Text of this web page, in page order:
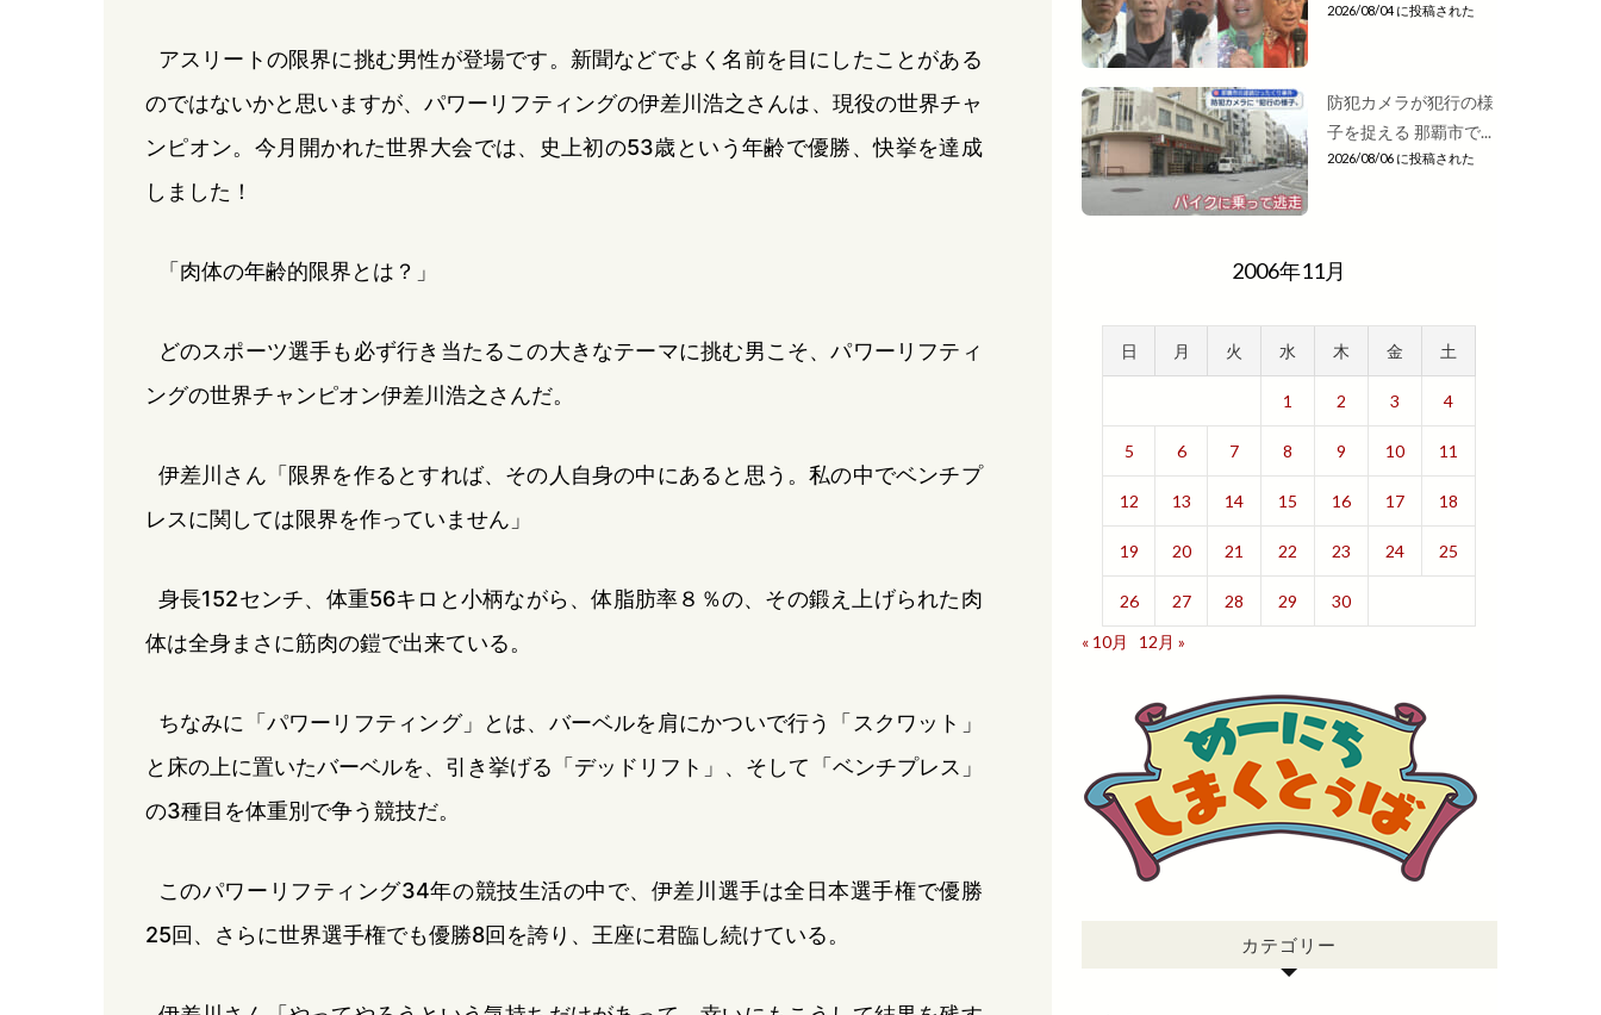
アスリートの限界に挑む男性が登場です。新聞などでよく名前を目にしたことがある
のではないかと思いますが、パワーリフティングの伊差川浩之さんは、現役の世界チャ
ンピオン。今月開かれた世界大会では、史上初の53歳という年齢で優勝、快挙を達成
しました！
「肉体の年齢的限界とは？」
どのスポーツ選手も必ず行き当たるこの大きなテーマに挑む男こそ、パワーリフティ
ングの世界チャンピオン伊差川浩之さんだ。
伊差川さん「限界を作るとすれば、その人自身の中にあると思う。私の中でベンチプ
レスに関しては限界を作っていません」
身長152センチ、体重56キロと小柄ながら、体脂肪率８％の、その鍛え上げられた肉
体は全身まさに筋肉の鎧で出来ている。
ちなみに「パワーリフティング」とは、バーベルを肩にかついで行う「スクワット」
と床の上に置いたバーベルを、引き挙げる「デッドリフト」、そして「ベンチプレス」
の3種目を体重別で争う競技だ。
このパワーリフティング34年の競技生活の中で、伊差川選手は全日本選手権で優勝
25回、さらに世界選手権でも優勝8回を誇り、王座に君臨し続けている。
2026/08/04 に投稿された
防犯カメラが犯行の様
子を捉える 那覇市で...
2026/08/06 に投稿された
2006年11月
日 月 火 水 木 金 土
1 2 3 4
5 6 7 8 9 10 11
12 13 14 15 16 17 18
19 20 21 22 23 24 25
26 27 28 29
30
« 10月
12月 »
カテゴリー